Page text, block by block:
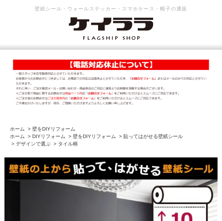
壁紙シール・ウォールステッカー・スマホケース・帽子の通販
ホーム > 壁をDIYリフォーム
ホーム
> DIYリフォーム > 壁をDIYリフォーム > 貼ってはがせる壁紙シール
> デザインで選ぶ > タイル柄